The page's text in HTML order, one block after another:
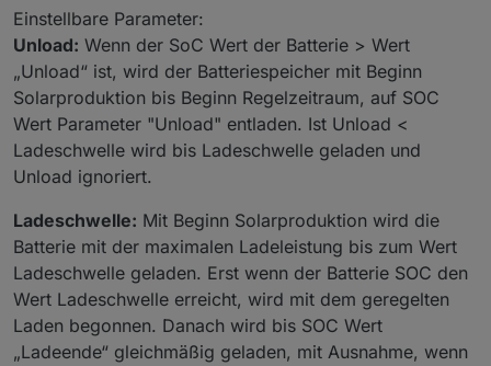
Einstellbare Parameter:
Unload: Wenn der SoC Wert der Batterie > Wert
„Unload“ ist, wird der Batteriespeicher mit Beginn
Solarproduktion bis Beginn Regelzeitraum, auf SOC
Wert Parameter "Unload" entladen. Ist Unload <
Ladeschwelle wird bis Ladeschwelle geladen und
Unload ignoriert.
Ladeschwelle: Mit Beginn Solarproduktion wird die
Batterie mit der maximalen Ladeleistung bis zum Wert
Ladeschwelle geladen. Erst wenn der Batterie SOC den
Wert Ladeschwelle erreicht, wird mit dem geregelten
Laden begonnen. Danach wird bis SOC Wert
„Ladeende“ gleichmäßig geladen, mit Ausnahme, wenn